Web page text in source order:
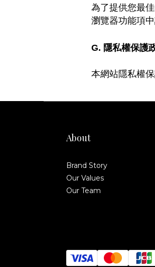
為了提供您最
瀏覽器功能項
G. 隱私權保護
本網站隱私權
About
Brand Story
Our Values
Our Team